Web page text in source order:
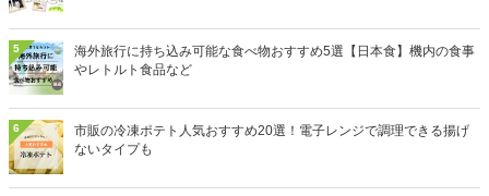
5
海外旅行に持ち込み可能な食べ物おすすめ5選【日本食】機内の食事
やレトルト食品など
6
市販の冷凍ポテト人気おすすめ20選！電子レンジで調理できる揚げ
ないタイプも